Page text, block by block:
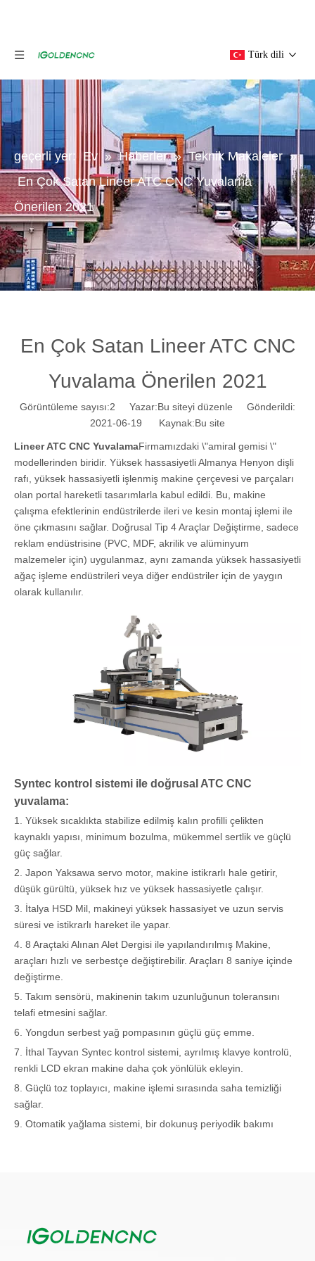
Türk dili
geçerli yer: Ev » Haberler » Teknik Makaleler »
En Çok Satan Lineer ATC CNC Yuvalama
Önerilen 2021
En Çok Satan Lineer ATC CNC
Yuvalama Önerilen 2021
Görüntüleme sayısı:2 Yazar:Bu siteyi düzenle Gönderildi:
2021-06-19 Kaynak:Bu site
Lineer ATC CNC YuvalamaFirmamızdaki \"amiral gemisi \"
modellerinden biridir. Yüksek hassasiyetli Almanya Henyon dişli
rafı, yüksek hassasiyetli işlenmiş makine çerçevesi ve parçaları
olan portal hareketli tasarımlarla kabul edildi. Bu, makine
çalışma efektlerinin endüstrilerde ileri ve kesin montaj işlemi ile
öne çıkmasını sağlar. Doğrusal Tip 4 Araçlar Değiştirme, sadece
reklam endüstrisine (PVC, MDF, akrilik ve alüminyum
malzemeler için) uygulanmaz, aynı zamanda yüksek hassasiyetli
ağaç işleme endüstrileri veya diğer endüstriler için de yaygın
olarak kullanılır.
Syntec kontrol sistemi ile doğrusal ATC CNC
yuvalama:
1. Yüksek sıcaklıkta stabilize edilmiş kalın profilli çelikten
kaynaklı yapısı, minimum bozulma, mükemmel sertlik ve güçlü
güç sağlar.
2. Japon Yaksawa servo motor, makine istikrarlı hale getirir,
düşük gürültü, yüksek hız ve yüksek hassasiyetle çalışır.
3. İtalya HSD Mil, makineyi yüksek hassasiyet ve uzun servis
süresi ve istikrarlı hareket ile yapar.
4. 8 Araçtaki Alınan Alet Dergisi ile yapılandırılmış Makine,
araçları hızlı ve serbestçe değiştirebilir. Araçları 8 saniye içinde
değiştirme.
5. Takım sensörü, makinenin takım uzunluğunun toleransını
telafi etmesini sağlar.
6. Yongdun serbest yağ pompasının güçlü güç emme.
7. İthal Tayvan Syntec kontrol sistemi, ayrılmış klavye kontrolü,
renkli LCD ekran makine daha çok yönlülük ekleyin.
8. Güçlü toz toplayıcı, makine işlemi sırasında saha temizliği
sağlar.
9. Otomatik yağlama sistemi, bir dokunuş periyodik bakımı
2. Grooving: Grooving veya slotting yapmak için uygun aletler